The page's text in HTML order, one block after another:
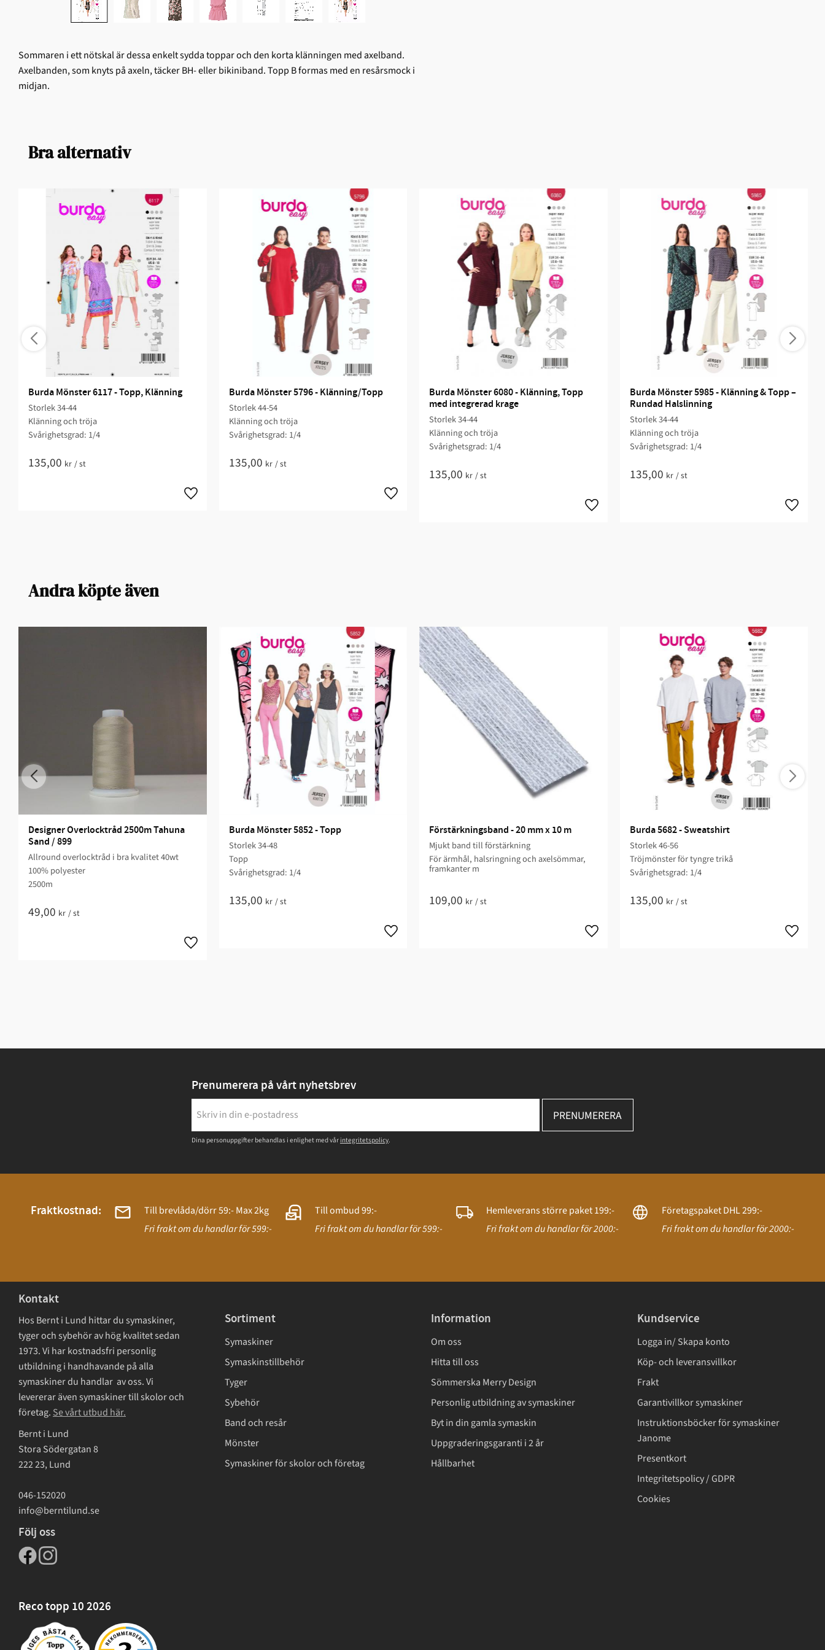
Sommaren i ett nötskal är dessa enkelt sydda toppar och den korta klänningen med axelband.
Axelbanden, som knyts på axeln, täcker BH- eller bikiniband. Topp B formas med en resårsmock i
midjan.
Bra alternativ
Burda Mönster 6117 - Topp, Klänning
Storlek 34-44
Klänning och tröja
Svårighetsgrad: 1/4​
135,00 kr /st
Burda Mönster 5796 - Klänning/Topp
Storlek 44-54
Klänning och tröja
Svårighetsgrad: 1/4​
135,00 kr /st
Burda Mönster 6080 - Klänning, Topp
med integrerad krage
Storlek 34-44
Klänning och tröja
Svårighetsgrad: 1/4​
135,00 kr /st
Burda Mönster 5985 - Klänning & Topp –
Rundad Halslinning
Storlek 34-44
Klänning och tröja
Svårighetsgrad: 1/4​
135,00 kr /st
Andra köpte även
Designer Overlocktråd 2500m Tahuna
Sand / 899
Allround overlocktråd i bra kvalitet 40wt
100% polyester
2500m
49,00 kr /st
Burda Mönster 5852 - Topp
Storlek 34-48
Topp
Svårighetsgrad: 1/4​
135,00 kr /st
Förstärkningsband - 20 mm x 10 m
Mjukt band till förstärkning
För ärmhål, halsringning och axelsömmar,
framkanter m
109,00 kr /st
Burda 5682 - Sweatshirt
Storlek 46-56
Tröjmönster för tyngre trikå
Svårighetsgrad: 1/4
135,00 kr /st
Prenumerera på vårt nyhetsbrev
PRENUMERERA
Dina personuppgifter behandlas i enlighet med vår integritetspolicy.
Fraktkostnad:
Till brevlåda/dörr 59:- Max 2kg
Fri frakt om du handlar för 599:-
Till ombud 99:-
Fri frakt om du handlar för 599:-
Hemleverans större paket 199:-
Fri frakt om du handlar för 2000:-
Företagspaket DHL 299:-
Fri frakt om du handlar för 2000:-
Kontakt
Hos Bernt i Lund hittar du symaskiner,
tyger och sybehör av hög kvalitet sedan
1973. Vi har kostnadsfri personlig
utbildning i handhavande på alla
symaskiner du handlar av oss. Vi
levererar även symaskiner till skolor och
företag. Se vårt utbud här.
Bernt i Lund
Stora Södergatan 8
222 23, Lund
046-152020
info@berntilund.se
Följ oss
Reco topp 10 2026
Sortiment
Symaskiner
Symaskinstillbehör
Tyger
Sybehör
Band och resår
Mönster
Symaskiner för skolor och företag
Information
Om oss
Hitta till oss
Sömmerska Merry Design
Personlig utbildning av symaskiner
Byt in din gamla symaskin
Uppgraderingsgaranti i 2 år
Hållbarhet
Kundservice
Logga in/ Skapa konto
Köp- och leveransvillkor
Frakt
Garantivillkor symaskiner
Instruktionsböcker för symaskiner
Janome
Presentkort
Integritetspolicy / GDPR
Cookies